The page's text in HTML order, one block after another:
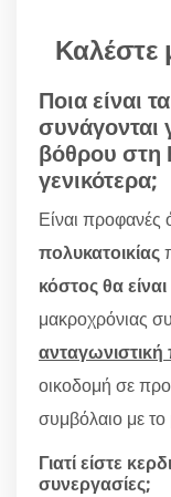
Καλέστε
Ποια είναι
συνάγονται
βόθρου στη
γενικότερα;
Είναι προφανές
πολυκατοικίας
κόστος θα
μακροχρόνιας
οικοδομή σε
συμβόλαιο με το
Γιατί είστε
συνεργασίες;